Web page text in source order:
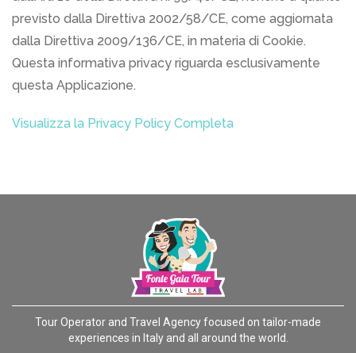
previsto dalla Direttiva 2002/58/CE, come aggiornata
dalla Direttiva 2009/136/CE, in materia di Cookie.
Questa informativa privacy riguarda esclusivamente
questa Applicazione.
Visualizza la Privacy Policy Completa
Tour Operator and Travel Agency focused on tailor-made
experiences in Italy and all around the world.